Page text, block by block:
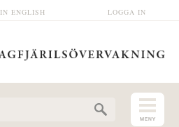
LOGGA IN
IN ENGLISH